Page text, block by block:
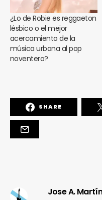
¿Lo de Robie es reggaeton
lésbico o el mejor
acercamiento de la
música urbana al pop
noventero?
SHARE
Jose A.